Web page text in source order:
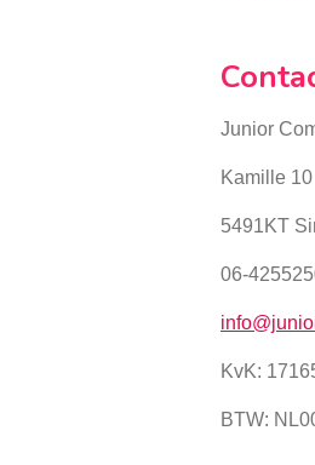
Junior
Kamille 10
5491KT
06-
KvK:
BTW: